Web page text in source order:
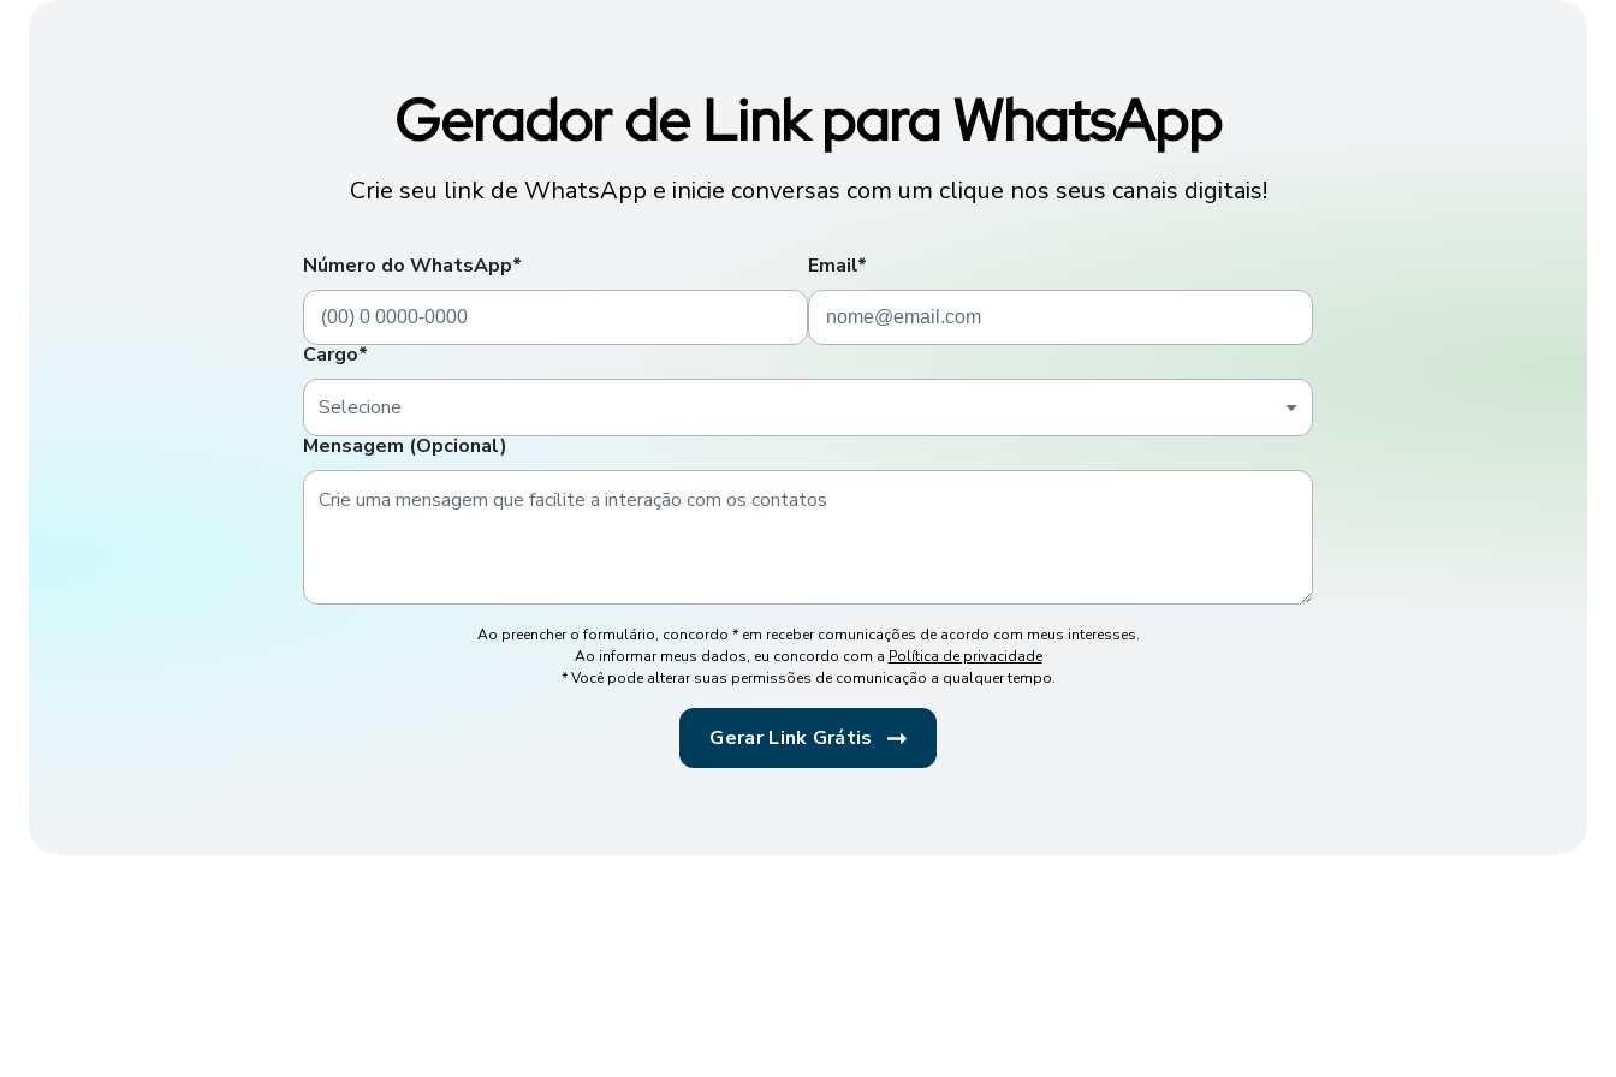
Gerador de Link para WhatsApp
Crie seu link de WhatsApp e inicie conversas com um clique nos seus canais digitais!
Número do WhatsApp* Email*
Cargo*
Mensagem (Opcional)
Ao preencher o formulário, concordo * em receber comunicações de acordo com meus interesses.
Ao informar meus dados, eu concordo com a Política de privacidade
* Você pode alterar suas permissões de comunicação a qualquer tempo.
Gerar Link Grátis